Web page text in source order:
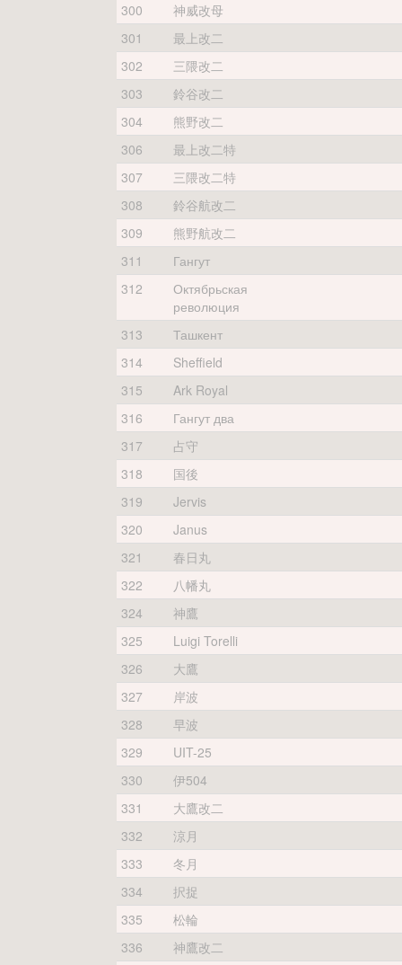
300
神威改母
301
最上改二
302
三隈改二
303
鈴谷改二
304
熊野改二
306
最上改二特
307
三隈改二特
308
鈴谷航改二
309
熊野航改二
311
Гангут
312
Октябрьская
революция
313
Ташкент
314
Sheffield
315
Ark Royal
316
Гангут два
317
占守
318
国後
319
Jervis
320
Janus
321
春日丸
322
八幡丸
324
神鷹
325
Luigi Torelli
326
大鷹
327
岸波
328
早波
329
UIT-25
330
伊504
331
大鷹改二
332
涼月
333
冬月
334
択捉
335
松輪
336
神鷹改二